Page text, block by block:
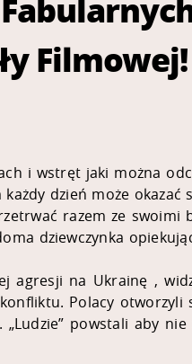
Filmowej!
i wstręt jaki można
dzień może
razem ze
dziewczynka
agresji na Ukrainę ,
Polacy
„Ludzie” powstali aby